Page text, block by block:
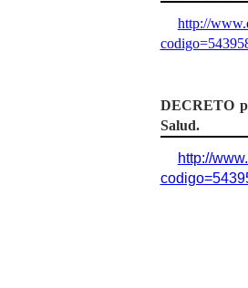
http://
DECRETO
Salud.
http://